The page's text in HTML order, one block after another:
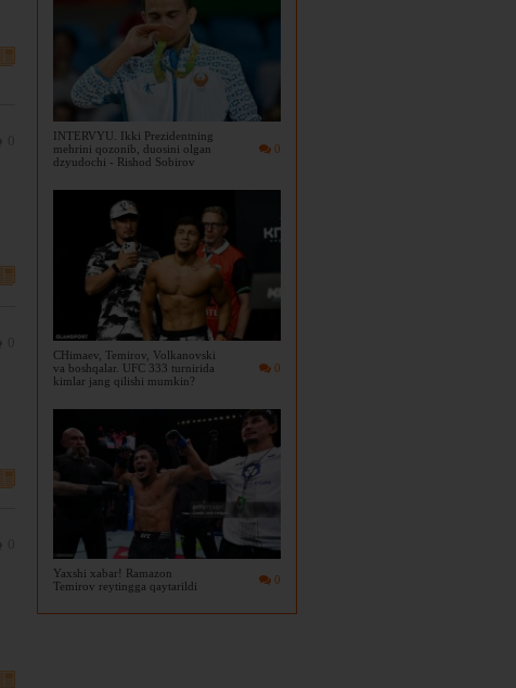
0
INTERVYU. Ikki Prezidentning
mehrini qozonib, duosini olgan
dzyudochi - Rishod Sobirov
0
CHimaev, Temirov, Volkanovski
va boshqalar. UFC 333 turnirida
kimlar jang qilishi mumkin?
0
Yaxshi xabar! Ramazon
Temirov reytingga qaytarildi